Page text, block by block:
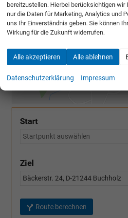
Google
Google Karte
Die Karte wird von Google
Es gelten die
Start
Ziel
Route berechnen
bereitzustellen. Hierbei berücksichtigen wir
nur die Daten für Marketing, Analytics und
uns Ihr Einverständnis geben. Sie können
Wirkung für die Zukunft widerrufen.
Alle akzeptieren Alle ablehnen
Datenschutzerklärung Impressum